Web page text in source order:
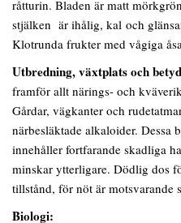
råtturin. Bladen är matt
stjälken är ihålig, kal och
Klotrunda frukter med vågiga
Utbredning, växtplats och
framför allt närings- och
Gårdar, vägkanter och
närbesläktade alkaloider. Dessa
innehåller fortfarande skadliga
minskar ytterligare. Dödlig dos
tillstånd, för nöt är motsvarande
Biologi: